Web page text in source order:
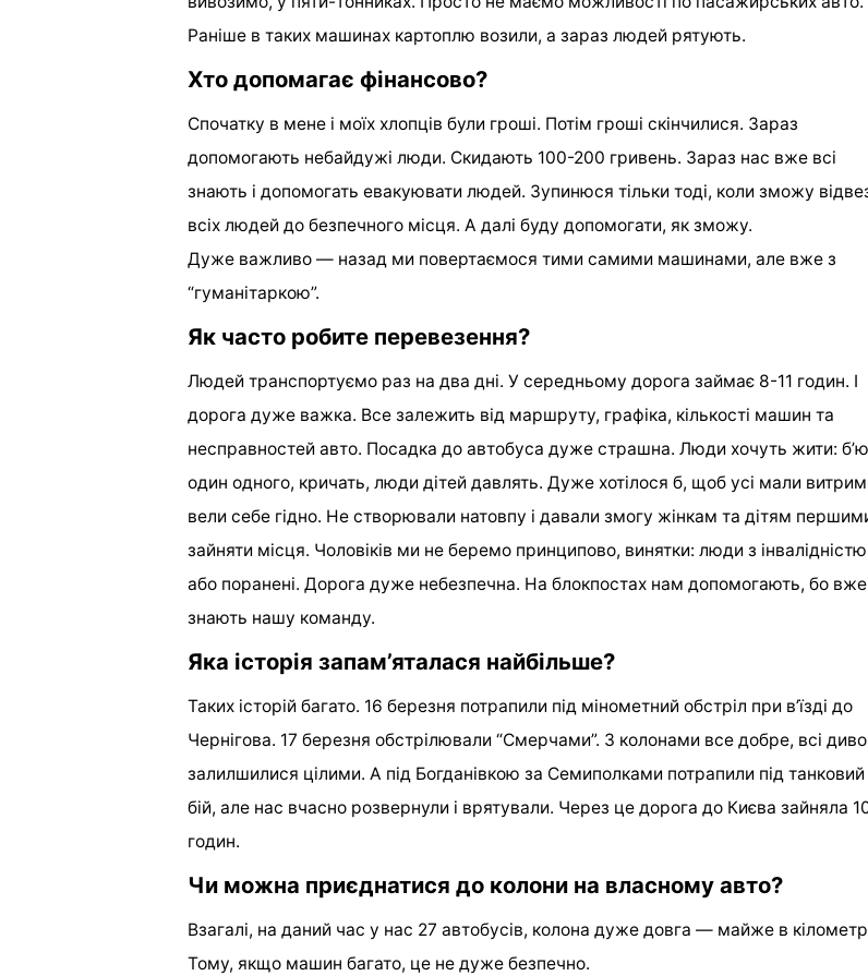
Раніше в таких машинах картоплю возили, а зараз людей рятують.
Хто допомагає фінансово?
Спочатку в мене і моїх хлопців були гроші. Потім гроші скінчилися. Зараз
допомогають небайдужі люди. Скидають 100-200 гривень. Зараз нас вже всі
знають і допомогать евакуювати людей. Зупинюся тільки тоді, коли зможу
всіх людей до безпечного місця. А далі буду допомогати, як зможу.
Дуже важливо — назад ми повертаємося тими самими машинами, але вже з
“гуманітаркою”.
Як часто робите перевезення?
Людей транспортуємо раз на два дні. У середньому дорога займає 8-11 годин. І
дорога дуже важка. Все залежить від маршруту, графіка, кількості машин та
несправностей авто. Посадка до автобуса дуже страшна. Люди хочуть жити:
один одного, кричать, люди дітей давлять. Дуже хотілося б, щоб усі мали
вели себе гідно. Не створювали натовпу і давали змогу жінкам та дітям
зайняти місця. Чоловіків ми не беремо принципово, винятки: люди з
або поранені. Дорога дуже небезпечна. На блокпостах нам допомогають, бо вже
знають нашу команду.
Яка історія запам’яталася найбільше?
Таких історій багато. 16 березня потрапили під мінометний обстріл при в’їзді до
Чернігова. 17 березня обстрілювали “Смерчами”. З колонами все добре, всі
залилшилися цілими. А під Богданівкою за Семиполками потрапили під танковий
бій, але нас вчасно розвернули і врятували. Через це дорога до Києва зайняла
годин.
Чи можна приєднатися до колони на власному авто?
Взагалі, на даний час у нас 27 автобусів, колона дуже довга — майже в
Тому, якщо машин багато, це не дуже безпечно.